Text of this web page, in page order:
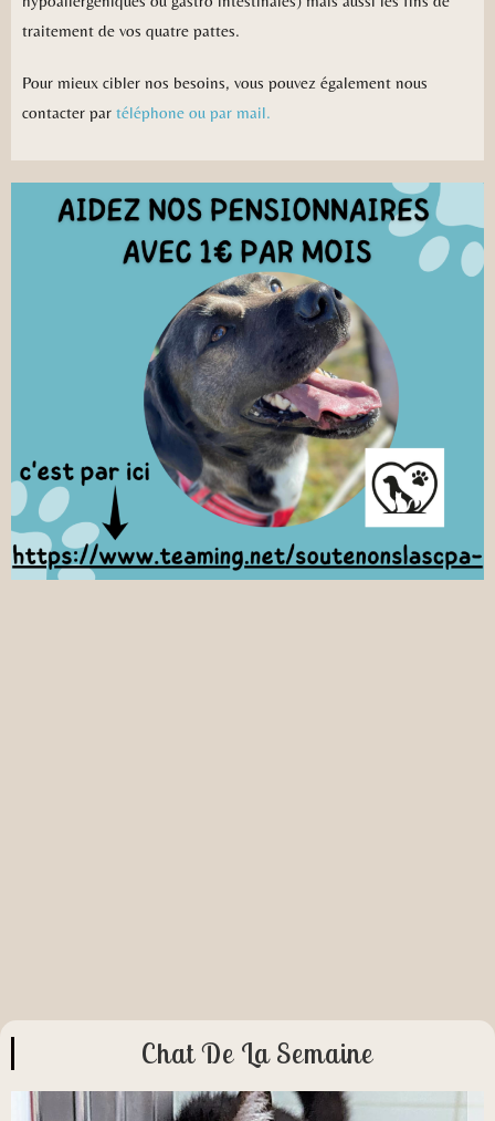
traitement de vos quatre pattes.
Pour mieux cibler nos besoins, vous pouvez également nous
contacter par téléphone ou par mail.
Chat De La Semaine